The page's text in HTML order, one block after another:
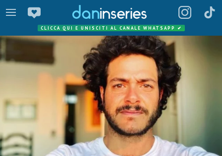
CLICCA QUI E UNISCITI AL CANALE WHATSAPP ✔